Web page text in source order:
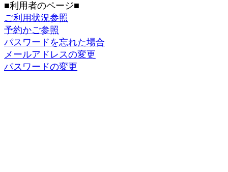
■利用者のページ■
ご利用状況参照
予約かご参照
パスワードを忘れた場合
メールアドレスの変更
パスワードの変更